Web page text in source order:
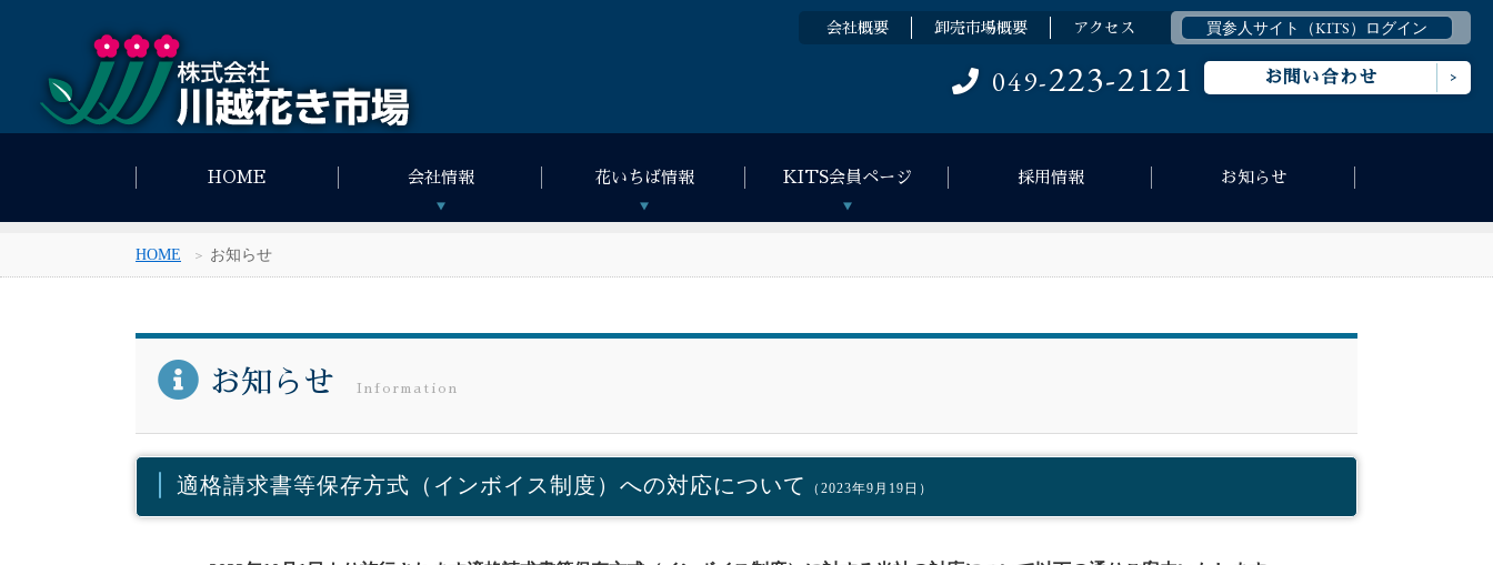
会社概要 卸売市場概要 アクセス 買参人サイト（KITS）ログイン
049-223-2121 お問い合わせ
HOME 会社情報 花いちば情報 KITS会員ページ 採用情報 お知らせ
HOME お知らせ
お知らせ Information
適格請求書等保存方式（インボイス制度）への対応について （2023年9月19日）